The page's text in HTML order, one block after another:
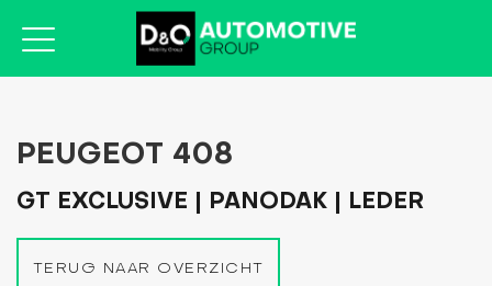
PEUGEOT 408
GT EXCLUSIVE | PANODAK | LEDER
TERUG NAAR OVERZICHT